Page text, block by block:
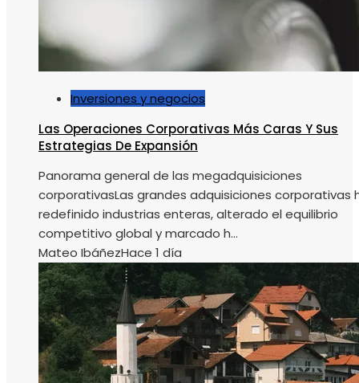
Inversiones y negocios
Las Operaciones Corporativas Más Caras Y Sus
Estrategias De Expansión
Panorama general de las megadquisiciones
corporativasLas grandes adquisiciones corporativas
redefinido industrias enteras, alterado el equilibrio
competitivo global y marcado h...
Mateo IbáñezHace 1 día